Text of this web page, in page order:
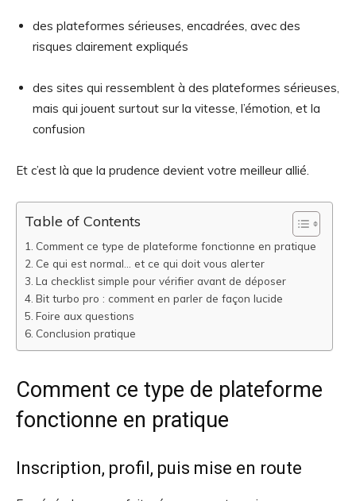
des plateformes sérieuses, encadrées, avec des
risques clairement expliqués
des sites qui ressemblent à des plateformes sérieuses,
mais qui jouent surtout sur la vitesse, l’émotion, et la
confusion
Et c’est là que la prudence devient votre meilleur allié.
Table of Contents
Comment ce type de plateforme fonctionne en pratique
Ce qui est normal… et ce qui doit vous alerter
La checklist simple pour vérifier avant de déposer
Bit turbo pro : comment en parler de façon lucide
Foire aux questions
Conclusion pratique
Comment ce type de plateforme
fonctionne en pratique
Inscription, profil, puis mise en route